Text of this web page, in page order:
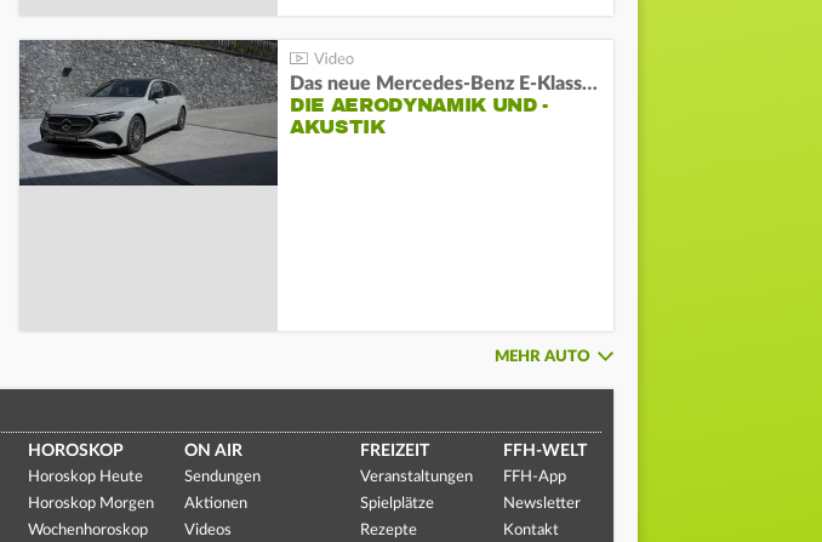
Das neue Mercedes-Benz E-Klasse T-Modell
DIE AERODYNAMIK UND -
AKUSTIK
MEHR AUTO
HOROSKOP
Horoskop Heute
Horoskop Morgen
Wochenhoroskop
ON AIR
Sendungen
Aktionen
Videos
FREIZEIT
Veranstaltungen
Spielplätze
Rezepte
FFH-WELT
FFH-App
Newsletter
Kontakt